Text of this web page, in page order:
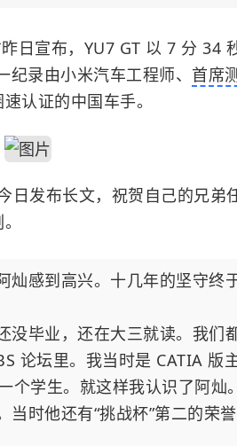
日宣布，YU7 GT 以 7 分 34
录由小米汽车工程师、 首席
认证的中国车手。
发布长文，祝贺自己的兄弟
灿感到高兴。十几年的坚守终
没毕业，还在大三就读。我们
论坛里。我当时是 CATIA 版
学生。就这样我认识了阿灿。
当时他还有“挑战杯”第二的荣